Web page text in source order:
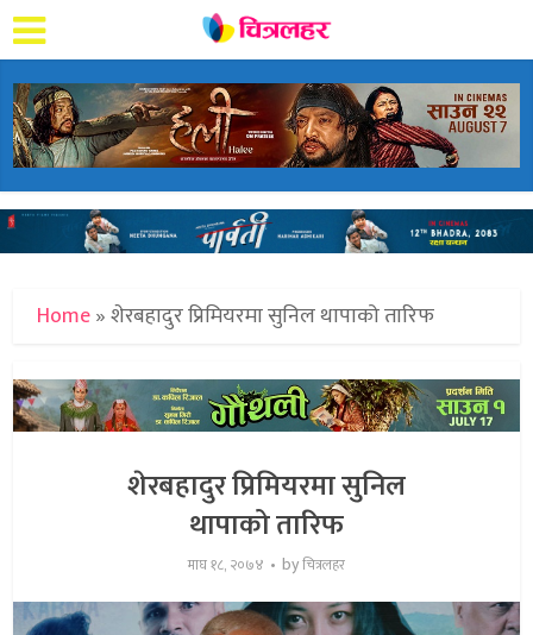
Home»शेरबहादुर प्रिमियरमा सुनिल थापाको तारिफ
शेरबहादुर प्रिमियरमा सुनिल
थापाको तारिफ
माघ १८, २०७४ byचित्रलहर